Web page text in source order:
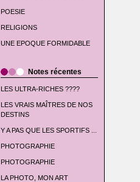
POESIE
RELIGIONS
UNE EPOQUE FORMIDABLE
Notes récentes
LES ULTRA-RICHES ????
LES VRAIS MAÎTRES DE NOS
DESTINS
Y A PAS QUE LES SPORTIFS ...
PHOTOGRAPHIE
PHOTOGRAPHIE
LA PHOTO, MON ART